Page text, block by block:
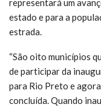
representará um
estado e para a
estrada.
“São oito municípios
de participar da
para Rio Preto e
concluída. Quando